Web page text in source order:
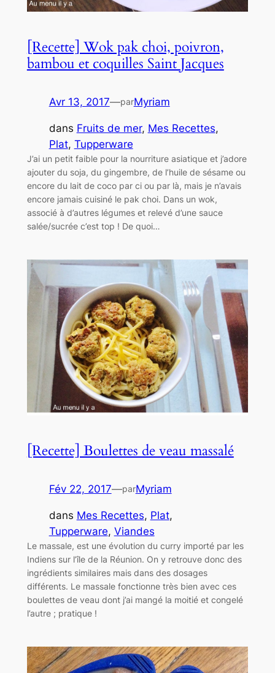
[Recette] Wok pak choi, poivron,
bambou et coquilles Saint Jacques
Avr 13, 2017—parMyriam
dans Fruits de mer, Mes Recettes
Plat, Tupperware
J’ai un petit faible pour la nourriture asiatique et j’adore
ajouter du soja, du gingembre, de l’huile de sésame ou
encore du lait de coco par ci ou par là, mais je n’avais
encore jamais cuisiné le pak choi. Dans un wok,
associé à d’autres légumes et relevé d’une sauce
salée/sucrée c’est top ! De quoi…
[Recette] Boulettes de veau massalé
Fév 22, 2017—parMyriam
dans Mes Recettes, Plat
Tupperware, Viandes
Le massale, est une évolution du curry importé par les
Indiens sur l’île de la Réunion. On y retrouve donc des
ingrédients similaires mais dans des dosages
différents. Le massale fonctionne très bien avec ces
boulettes de veau dont j’ai mangé la moitié et congelé
l’autre ; pratique !